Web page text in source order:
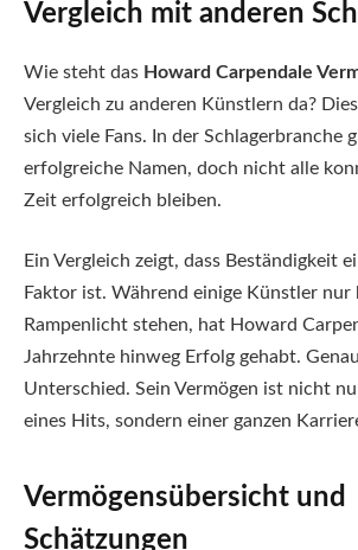
Vergleich mit anderen
Wie steht das Howard Carpendale
Vergleich zu anderen Künstlern da?
sich viele Fans. In der Schlagerbranche
erfolgreiche Namen, doch nicht alle
Zeit erfolgreich bleiben.
Ein Vergleich zeigt, dass Beständigkeit
Faktor ist. Während einige Künstler nur
Rampenlicht stehen, hat Howard
Jahrzehnte hinweg Erfolg gehabt.
Unterschied. Sein Vermögen ist nicht
eines Hits, sondern einer ganzen
Vermögensübersicht und
Schätzungen